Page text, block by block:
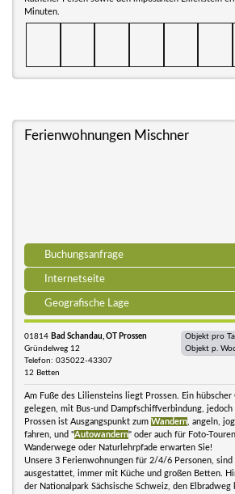
Minuten.
Ferienwohnungen Mischner
Buchungsanfrage
Internetseite
Geografische Lage
01814 Bad Schandau, OT Prossen
Gründelweg 12
Telefon: 035022-43307
12 Betten
Objekt pro
Objekt p.
Am Fuße des Liliensteins liegt Prossen. Ein
gelegen, mit Bus-und Dampfschiffverbindung, jedoch
Prossen ist Ausgangspunkt zum Wandern , angeln,
fahren, und "Autowandern" oder auch für Foto-
Wanderwege oder Naturlehrpfade erwarten Sie!
Unsere 3 Ferienwohnungen für 2/4/6 Personen,
ausgestattet, immer mit Küche und großen Betten.
der Nationalpark Sächsische Schweiz, den Elbradweg